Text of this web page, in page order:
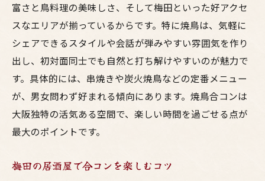
合コンを盛り上げる大阪居酒屋のポイント
鳥料理好き必見の合コン成功術
大阪で鳥料理が楽しめる合コン実践法
居酒屋の鳥料理で会話が盛り上がる秘訣
焼鳥のクオリティが合コンの鍵になる理由
大阪の人気居酒屋で合コンが成功するコツ
大阪の焼鳥居酒屋で合コンが盛り上がるワ
富さと鳥料理の美味しさ、そして梅田といった好アクセ
スなエリアが揃っているからです。特に焼鳥は、気軽に
シェアできるスタイルや会話が弾みやすい雰囲気を作り
出し、初対面同士でも自然と打ち解けやすいのが魅力で
す。具体的には、串焼きや炭火焼鳥などの定番メニュー
が、男女問わず好まれる傾向にあります。焼鳥合コンは
大阪独特の活気ある空間で、楽しい時間を過ごせる点が
最大のポイントです。
梅田の居酒屋で合コンを楽しむコツ